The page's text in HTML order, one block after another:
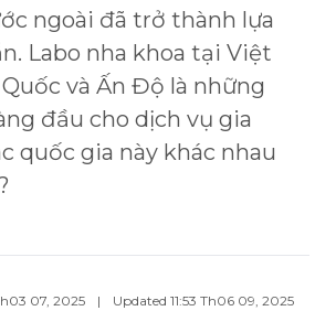
ngoài đã trở thành lựa
Labo nha khoa tại Việt
và Ấn Độ là những
đầu cho dịch vụ gia
quốc gia này khác nhau
07, 2025 | Updated 11:53 Th06 09, 2025